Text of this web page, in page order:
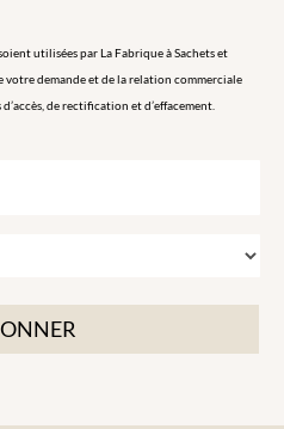
utilisées par La Fabrique à Sachets et
votre demande et de la relation commerciale
de rectification et d’effacement.